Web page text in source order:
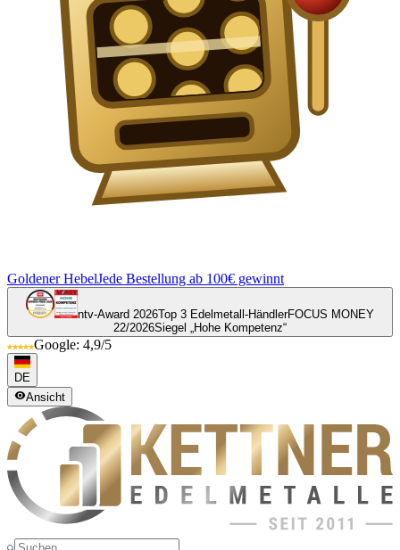
Goldener HebelJede Bestellung ab 100€ gewinnt
ntv-Award 2026Top 3 Edelmetall-HändlerFOCUS MONEY
22/2026Siegel „Hohe Kompetenz“
Google: 4,9/5
DE
Ansicht